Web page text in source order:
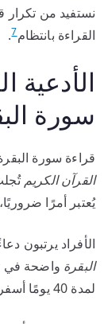
نستفيد من تكرار
القراءة بانتظام7
.
الأدعية
سورة
قراءة سورة
القرآن الكريم
يُعتبر أمرًا
الأفراد يرتبون
البقرة واضحة في
لمدة 40 يومًا أسفرت عن تحسن بنسبة ملحوظة